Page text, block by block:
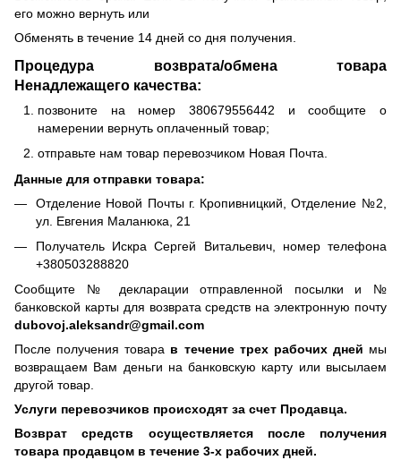
его можно вернуть или
Обменять в течение 14 дней со дня получения.
Процедура возврата/обмена товара
Ненадлежащего качества:
позвоните на номер 380679556442 и сообщите о
намерении вернуть оплаченный товар;
отправьте нам товар перевозчиком Новая Почта.
Данные для отправки товара:
Отделение Новой Почты г. Кропивницкий, Отделение №2,
ул. Евгения Маланюка, 21
Получатель Искра Сергей Витальевич, номер телефона
+380503288820
Сообщите № декларации отправленной посылки и №
банковской карты для возврата средств на электронную почту
dubovoj.aleksandr@gmail.com
После получения товара в течение трех рабочих дней мы
возвращаем Вам деньги на банковскую карту или высылаем
другой товар.
Услуги перевозчиков происходят за счет Продавца.
Возврат средств осуществляется после получения
товара продавцом в течение 3-х рабочих дней.